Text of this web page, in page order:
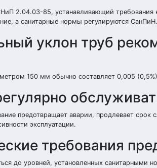
2.04.03-85, устанавливающий
а санитарные нормы регулируются СанПиН.
уклон труб
150 мм обычно составляет 0,005
предотвращает аварии, продлевает
эксплуатации.
требования
до уровней, установленных санитарными